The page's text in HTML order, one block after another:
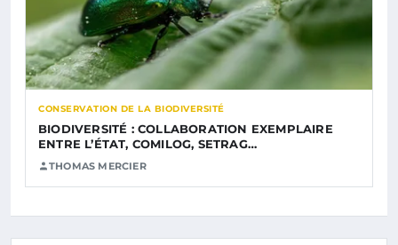
CONSERVATION DE LA BIODIVERSITÉ
BIODIVERSITÉ : COLLABORATION EXEMPLAIRE
ENTRE L’ÉTAT, COMILOG, SETRAG…
THOMAS MERCIER